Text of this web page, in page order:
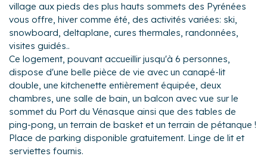
village aux pieds des plus hauts sommets des Pyrénées
vous offre, hiver comme été, des activités variées: ski,
snowboard, deltaplane, cures thermales, randonnées,
visites guidés..
Ce logement, pouvant accueillir jusqu'à 6 personnes,
dispose d'une belle pièce de vie avec un canapé-lit
double, une kitchenette entièrement équipée, deux
chambres, une salle de bain, un balcon avec vue sur le
sommet du Port du Vénasque ainsi que des tables de
ping-pong, un terrain de basket et un terrain de pétanque !
Place de parking disponible gratuitement. Linge de lit et
serviettes fournis.